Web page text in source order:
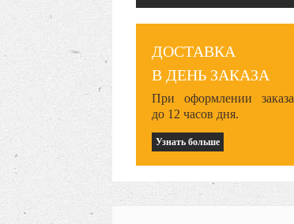
ДОСТАВКА
В ДЕНЬ ЗАКАЗА
При оформлении заказа
до 12 часов дня.
Узнать больше